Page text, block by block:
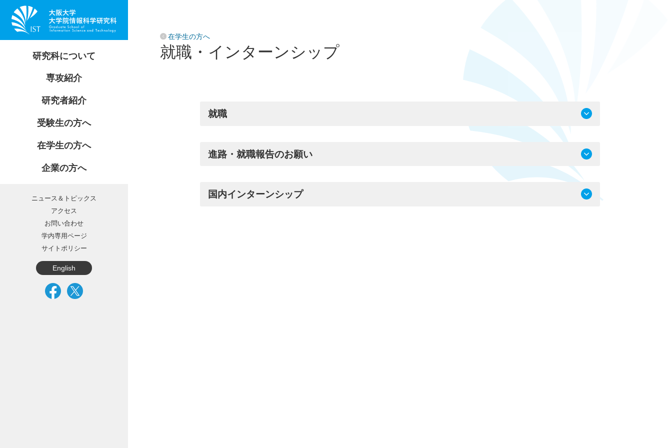
研究科について
研究科長からのメッセージ
創設の目的と理念
情報科学研究科 刊行物
自己評価・外部評価報告書
教育研究組織・事務組織
受賞・授賞
専攻紹介
情報基礎数学専攻
情報システム工学専攻
情報ネットワーク学専攻
バイオ情報工学専攻
研究者紹介
情報基礎数学専攻
情報システム工学専攻
情報ネットワーク学専攻
バイオ情報工学専攻
受験生の方へ
入学ルート
入試情報
教育活動
在学生の方へ
講義・履修
開講・休講情報
就職・インターンシップ
留学生向け情報
企業の方へ
共同研究・委託研究
産学連携企画室
ニュース＆トピックス
アクセス
お問い合わせ
学内専用ページ
サイトポリシー
English
在学生の方へ
就職・インターンシップ
就職
進路・就職報告のお願い
国内インターンシップ